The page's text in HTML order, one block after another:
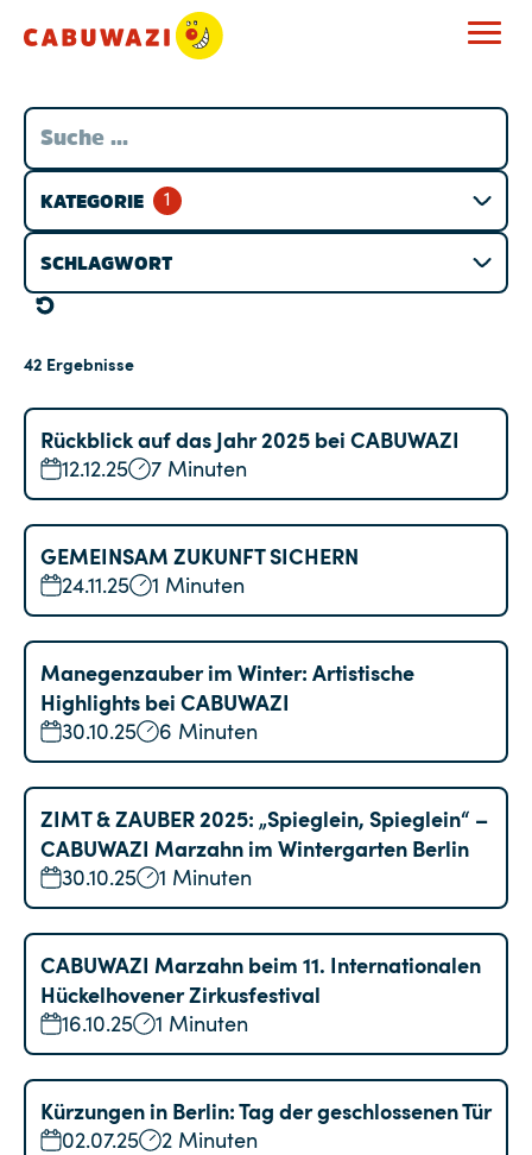
KATEGORIE 1
SCHLAGWORT
42 Ergebnisse
Rückblick auf das Jahr 2025 bei CABUWAZI
12.12.25 7 Minuten
GEMEINSAM ZUKUNFT SICHERN
24.11.25 1 Minuten
Manegenzauber im Winter: Artistische
Highlights bei CABUWAZI
30.10.25 6 Minuten
ZIMT & ZAUBER 2025: „Spieglein, Spieglein“ –
CABUWAZI Marzahn im Wintergarten Berlin
30.10.25 1 Minuten
CABUWAZI Marzahn beim 11. Internationalen
Hückelhovener Zirkusfestival
16.10.25 1 Minuten
Kürzungen in Berlin: Tag der geschlossenen Tür
02.07.25 2 Minuten